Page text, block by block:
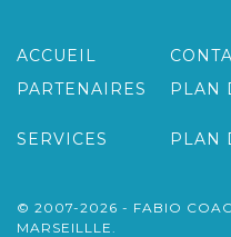
ACCUEIL
PARTENAIRES
PLAN
SERVICES
PLAN
© 2007-2026 - FABIO
MARSEILLLE.